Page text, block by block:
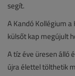
segít.
A Kandó Kollégium
külsőt kap megújult
A tíz éve üresen álló
újra élettel tölthetik